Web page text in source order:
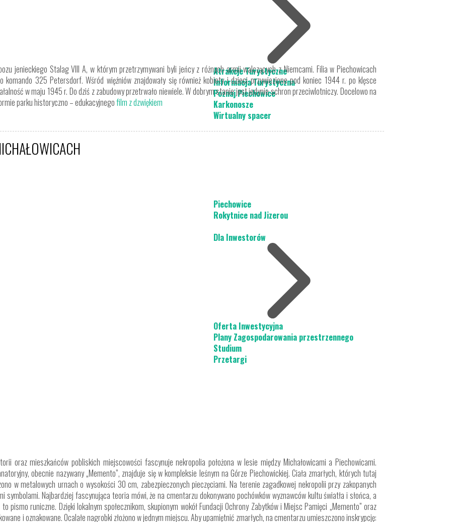
Atrakcje Turystyczne
Informacja Turystyczna
Poznaj Piechowice
Karkonosze
Wirtualny spacer
Piechowice
Rokytnice nad Jizerou
Dla Inwestorów
Oferta Inwestycyjna
Plany Zagospodarowania przestrzennego
Studium
Przetargi
jenieckiego Stalag VIII A, w którym przetrzymywani byli jeńcy z różnych armii walczących z Niemcami. Filia w Piechowicach
komando 325 Petersdorf. Wśród więźniów znajdowały się również kobiety i dzieci przywiezione pod koniec 1944 r. po klęsce
w maju 1945 r. Do dziś z zabudowy przetrwało niewiele. W dobrym stanie jest jedynie schron przeciwlotniczy. Docelowo na
parku historyczno – edukacyjnegofilm z dzwiękiem
oraz mieszkańców pobliskich miejscowości fascynuje nekropolia położona w lesie między Michałowicami a Piechowicami.
obecnie nazywany „Memento”, znajduje się w kompleksie leśnym na Górze Piechowickiej. Ciała zmarłych, których tutaj
w metalowych urnach o wysokości 30 cm, zabezpieczonych pieczęciami. Na terenie zagadkowej nekropolii przy zakopanych
symbolami. Najbardziej fascynująca teoria mówi, że na cmentarzu dokonywano pochówków wyznawców kultu światła i słońca, a
pismo runiczne. Dzięki lokalnym społecznikom, skupionym wokół Fundacji Ochrony Zabytków i Miejsc Pamięci „Memento” oraz
i oznakowane. Ocalałe nagrobki złożono w jednym miejscu. Aby upamiętnić zmarłych, na cmentarzu umieszczono inskrypcję: